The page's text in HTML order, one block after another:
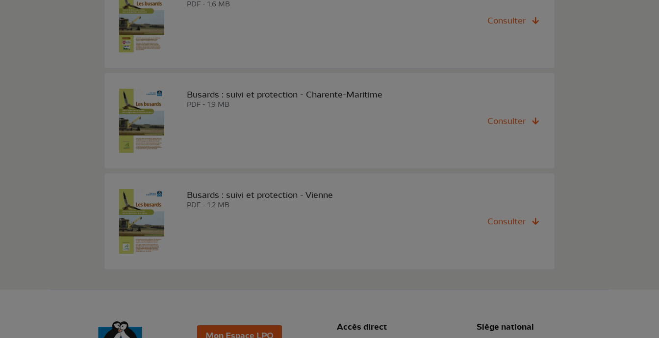
PDF - 1,6 MB
Consulter
Busards : suivi et protection - Charente-Maritime
PDF - 1,9 MB
Consulter
Busards : suivi et protection - Vienne
PDF - 1,2 MB
Consulter
Mon Espace LPO
Accès direct Siège national